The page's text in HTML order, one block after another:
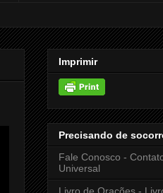
Imprimir
Precisando de
Fale Conosco -
Universal